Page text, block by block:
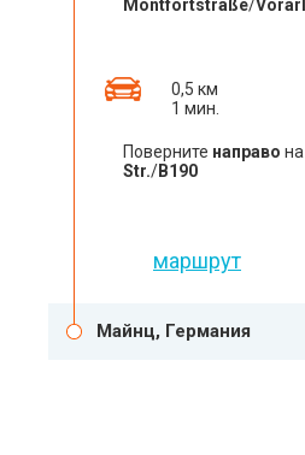
Montfortstraße/
0,5 км
1 мин.
Поверните направо на
Str./B190
маршрут
Майнц, Германия